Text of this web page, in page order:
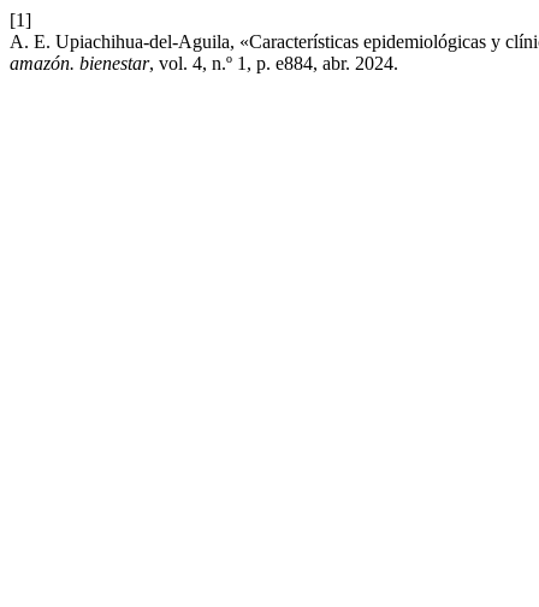
[1]
A. E. Upiachihua-del-Aguila, «Características epidemiológicas y
amazón. bienestar, vol. 4, n.º 1, p. e884, abr. 2024.